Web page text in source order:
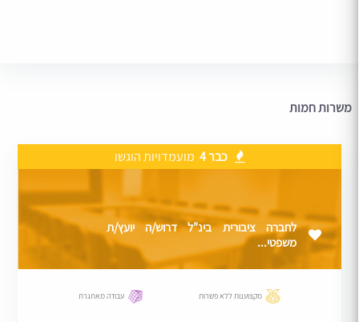
משרות חמות
כבר 4 מועמדויות הוגשו
לחברה ציבורית בינ"ל דרוש/ה יועץ/ת
משפטי...
מקצוענות ללא פשרות עבודה מאתגרת